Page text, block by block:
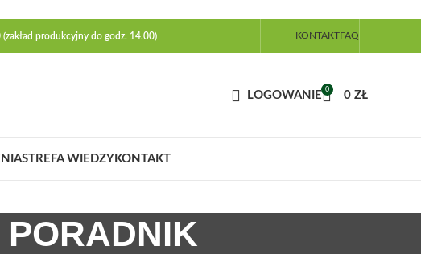
produkcyjny do godz. 14.00) KONTAKTFAQ
LOGOWANIE 0 0 ZŁ
STREFA WIEDZY KONTAKT